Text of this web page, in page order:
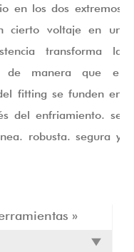
»
en los dos extremos
cierto voltaje en un
transforma la
de manera que el
fitting se funden en
del enfriamiento. se
robusta. segura y